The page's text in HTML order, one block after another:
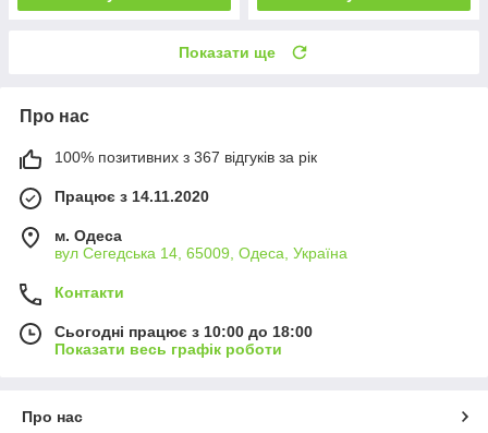
Показати ще
Про нас
100% позитивних з 367 відгуків за рік
Працює з 14.11.2020
м. Одеса
вул Сегедська 14, 65009, Одеса, Україна
Контакти
Сьогодні працює з 10:00 до 18:00
Показати весь графік роботи
Про нас